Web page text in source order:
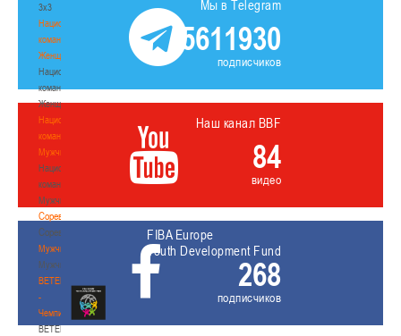
3х3
Национальная
команда.
Женщины
Национальная
команда.
Женщины
Национальная
команда.
Мужчины
Национальная
команда.
Мужчины
Соревнования
Соревнования
Мужчины
Мужчины
BETERA
-
Чемпионат
BETERA
Мы в Telegram
5611930
подписчиков
Наш канал BBF
84
видео
FIBA Europe
Youth Development Fund
268
подписчиков